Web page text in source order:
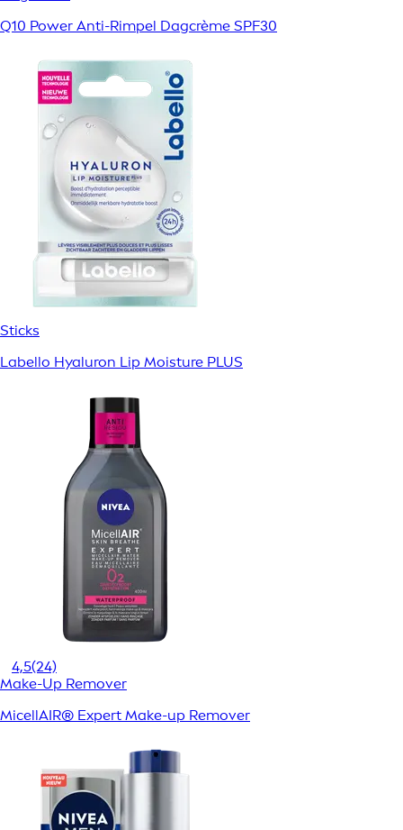
Q10 Power Anti-Rimpel Dagcrème SPF30
Sticks
Labello Hyaluron Lip Moisture PLUS
4,5(24)
Make-Up Remover
MicellAIR® Expert Make-up Remover